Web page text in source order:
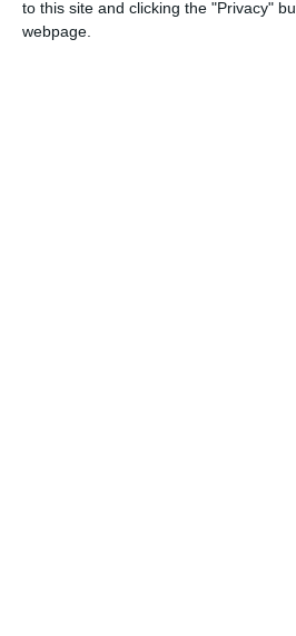
to this site and clicking the "Privacy"
webpage.
subcontractanților
elaborare documentație